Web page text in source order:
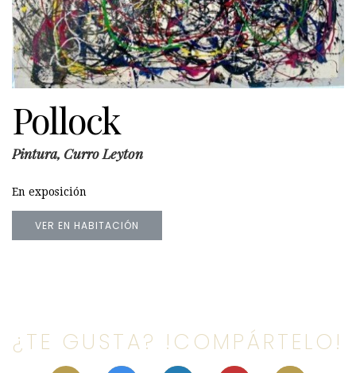
Pollock
Pintura, Curro Leyton
En exposición
VER EN HABITACIÓN
¿TE GUSTA? !COMPÁRTELO!